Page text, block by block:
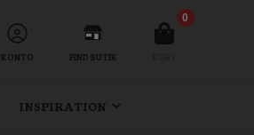
KONTO FIND BUTIK
0
INSPIRATION